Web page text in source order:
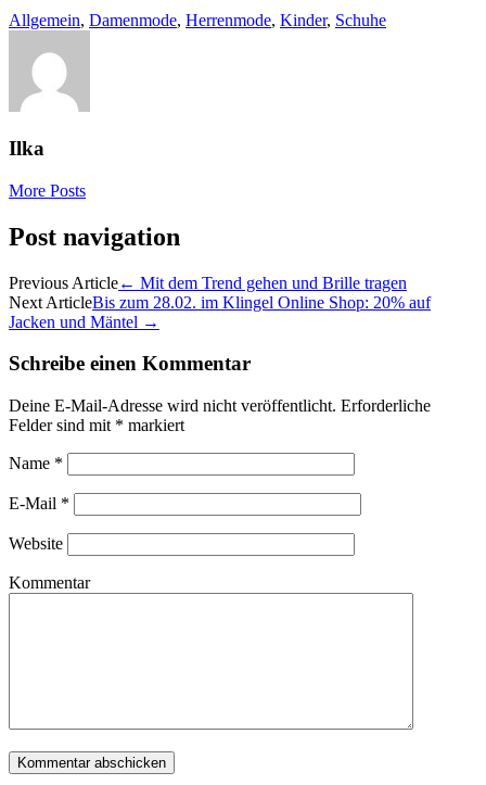
Allgemein, Damenmode, Herrenmode, Kinder, Schuhe
Ilka
More Posts
Post navigation
Previous Article← Mit dem Trend gehen und Brille tragen
Next ArticleBis zum 28.02. im Klingel Online Shop: 20% auf
Jacken und Mäntel →
Schreibe einen Kommentar
Deine E-Mail-Adresse wird nicht veröffentlicht. Erforderliche
Felder sind mit * markiert
Name *
E-Mail *
Website
Kommentar